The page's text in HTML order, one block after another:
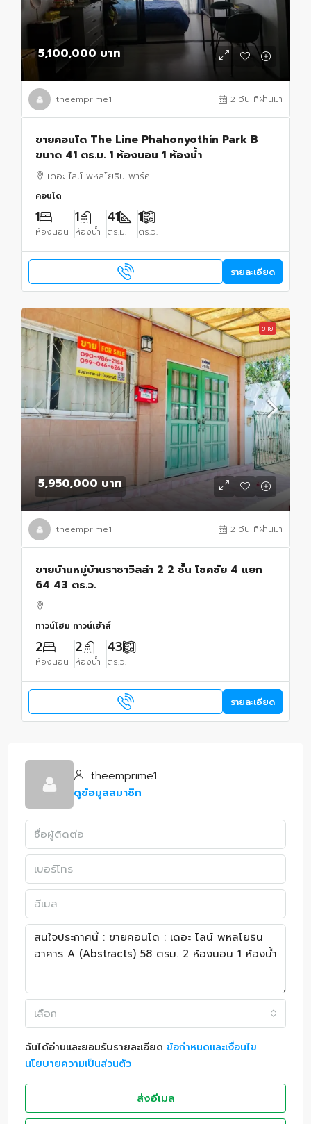
5,100,000 บาท
theemprime1 2 วัน ที่ผ่านมา
ขายคอนโด The Line Phahonyothin Park B
ขนาด 41 ตร.ม. 1 ห้องนอน 1 ห้องน้ำ
เดอะ ไลน์ พหลโยธิน พาร์ค
คอนโด
1
ห้องนอน
1
ห้องน้ำ
41
ตร.ม.
1
ตร.ว.
รายละเอียด
ขาย
5,950,000 บาท
theemprime1 2 วัน ที่ผ่านมา
ขายบ้านหมู่บ้านราชาวิลล่า 2 2 ชั้น โชคชัย 4 แยก
64 43 ตร.ว.
-
ทาวน์โฮม ทาวน์เฮ้าส์
2
ห้องนอน
2
ห้องน้ำ
43
ตร.ว.
รายละเอียด
theemprime1
ดูข้อมูลสมาชิก
เลือก
ฉันได้อ่านและยอมรับรายละเอียด ข้อกำหนดและเงื่อนไข
นโยบายความเป็นส่วนตัว
ส่งอีเมล